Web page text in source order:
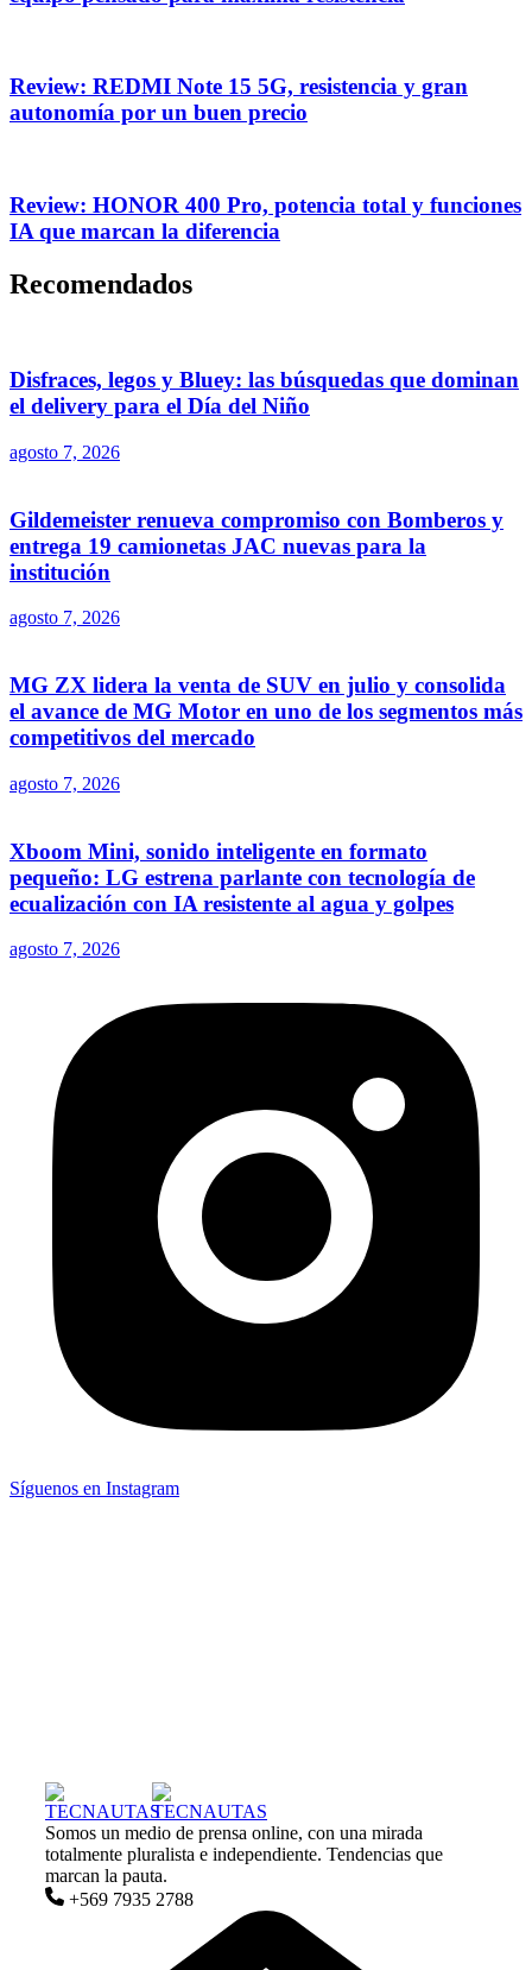
Review: REDMI Note 15 5G, resistencia y gran
autonomía por un buen precio
Review: HONOR 400 Pro, potencia total y funciones
IA que marcan la diferencia
Recomendados
Disfraces, legos y Bluey: las búsquedas que dominan
el delivery para el Día del Niño
agosto 7, 2026
Gildemeister renueva compromiso con Bomberos y
entrega 19 camionetas JAC nuevas para la
institución
agosto 7, 2026
MG ZX lidera la venta de SUV en julio y consolida
el avance de MG Motor en uno de los segmentos más
competitivos del mercado
agosto 7, 2026
Xboom Mini, sonido inteligente en formato
pequeño: LG estrena parlante con tecnología de
ecualización con IA resistente al agua y golpes
agosto 7, 2026
Síguenos en Instagram
Somos un medio de prensa online, con una mirada
totalmente pluralista e independiente. Tendencias que
marcan la pauta.
+569 7935 2788